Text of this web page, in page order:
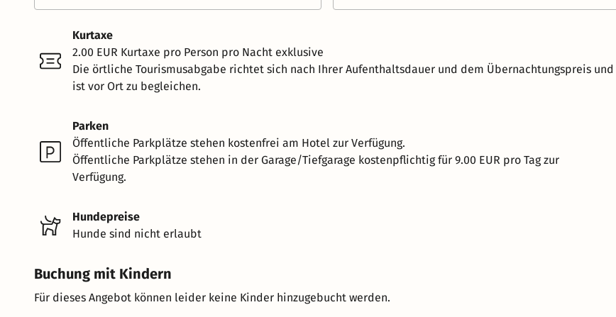
Kurtaxe
2.00 EUR Kurtaxe pro Person pro Nacht exklusive
Die örtliche Tourismusabgabe richtet sich nach Ihrer Aufenthaltsdauer und dem Übernachtungspreis und
ist vor Ort zu begleichen.
Parken
Öffentliche Parkplätze stehen kostenfrei am Hotel zur Verfügung.
Öffentliche Parkplätze stehen in der Garage/Tiefgarage kostenpflichtig für 9.00 EUR pro Tag zur
Verfügung.
Hundepreise
Hunde sind nicht erlaubt
Buchung mit Kindern
Für dieses Angebot können leider keine Kinder hinzugebucht werden.